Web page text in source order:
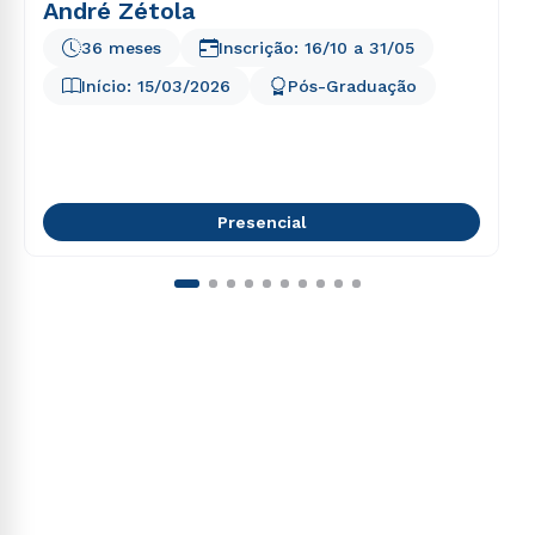
André Zétola
Início: 15/03/2026
36 meses
Pós-Graduação
Inscrição: 16/10 a 31/05
Presencial